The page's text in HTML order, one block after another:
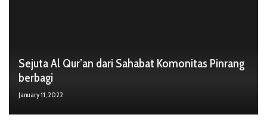
Sejuta Al Qur’an dari Sahabat Komonitas Pinrang
berbagi
January 11, 2022